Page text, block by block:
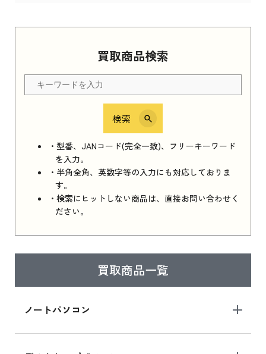
買取商品検索
検索
・型番、JANコード(完全一致)、フリーキーワード
を入力。
・半角全角、英数字等の入力にも対応しておりま
す。
・検索にヒットしない商品は、直接お問い合わせく
ださい。
買取商品一覧
ノートパソコン
Apple Watch Series 11 2025 新品買取価格はこ
ちら
iPhone 16e シリーズ 2025
iPhone 16e シリーズ 2025 新品買取価格はこち
ら
iPad 11インチ 2025年春モデル
はこちら
ら